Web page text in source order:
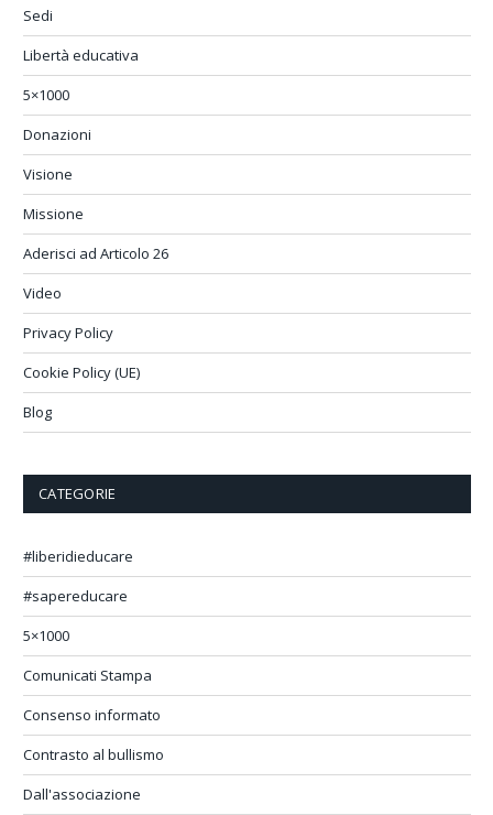
Sedi
Libertà educativa
5×1000
Donazioni
Visione
Missione
Aderisci ad Articolo 26
Video
Privacy Policy
Cookie Policy (UE)
Blog
CATEGORIE
#liberidieducare
#sapereducare
5×1000
Comunicati Stampa
Consenso informato
Contrasto al bullismo
Dall'associazione